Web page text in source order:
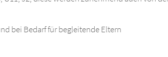
bei Bedarf für begleitende Eltern